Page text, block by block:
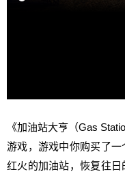
《加油站大亨（Gas
游戏，游戏中你购买了
红火的加油站，恢复往